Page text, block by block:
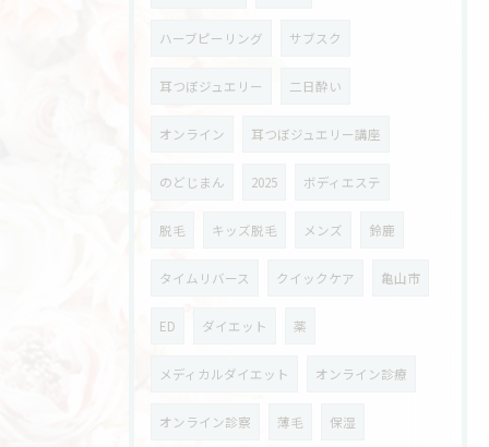
ハーブピーリング サブスク
耳つぼジュエリー 二日酔い
オンライン 耳つぼジュエリー講座
のどじまん 2025 ボディエステ
脱毛 キッズ脱毛 メンズ 鈴鹿
タイムリバース クイックケア 亀山市
ED ダイエット 薬
メディカルダイエット オンライン診療
オンライン診察 薄毛 保湿